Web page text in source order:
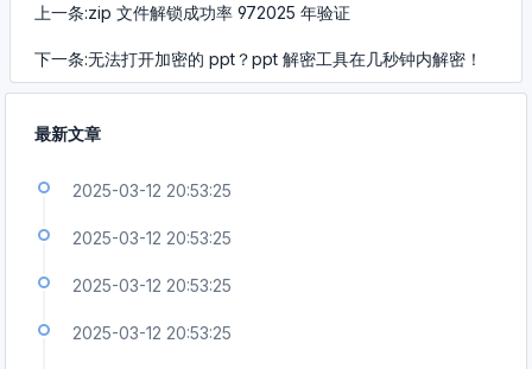
上一条:zip 文件解锁成功率 972025 年验证
下一条:无法打开加密的 ppt？ppt 解密工具在几秒钟内解密！
最新文章
2025-03-12 20:53:25
2025-03-12 20:53:25
2025-03-12 20:53:25
2025-03-12 20:53:25